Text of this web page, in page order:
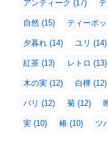
アンティーク (17)
自然 (15) ティーポッ
夕暮れ (14) ユリ (14)
紅茶 (13) レトロ (13)
木の実 (12) 白樺 (12)
パリ (12) 菊 (12)
実 (10) 椿 (10) ツ